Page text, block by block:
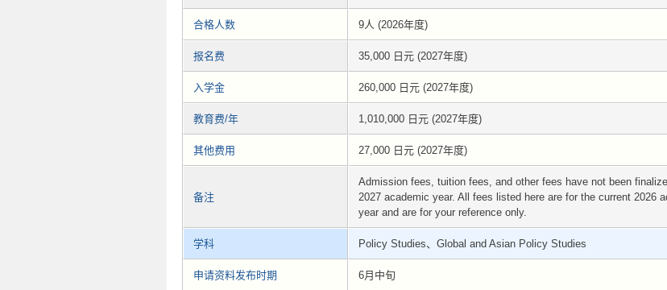
合格人数 9人 (2026年度)
报名费 35,000 日元 (2027年度)
入学金 260,000 日元 (2027年度)
教育费/年 1,010,000 日元 (2027年度)
其他费用 27,000 日元 (2027年度)
备注
Admission fees, tuition fees, and other fees have not been
2027 academic year. All fees listed here are for the current 2026
year and are for your reference only.
学科 Policy Studies、Global and Asian Policy Studies
申请资料发布时期 6月中旬